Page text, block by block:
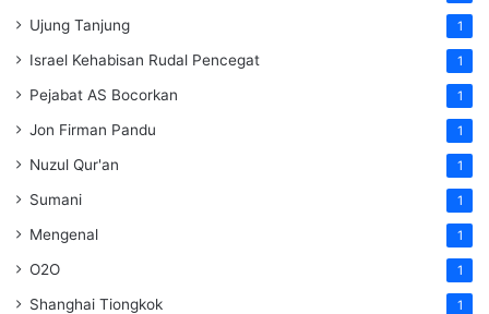
Ujung Tanjung 1
Israel Kehabisan Rudal Pencegat 1
Pejabat AS Bocorkan 1
Jon Firman Pandu 1
Nuzul Qur'an 1
Sumani 1
Mengenal 1
O2O 1
Shanghai Tiongkok 1